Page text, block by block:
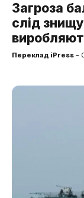
Загроза
слід
Переклад iPress –